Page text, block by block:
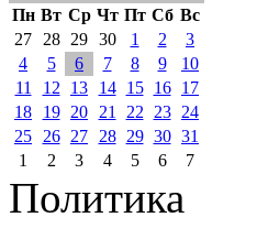
Пн Вт Ср Чт Пт Сб Вс
27
28 29 30 1 2
3
4
5 6 7 8 9
10
11
12 13 14 15 16
17
18
19 20 21 22 23
24
25
26 27 28 29 30 31
1
2 3 4 5 6 7
Политика